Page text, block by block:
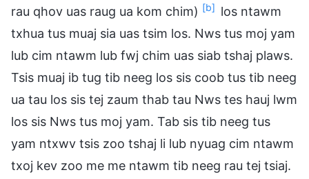
rau qhov uas raug ua kom chim) [b] los ntawm
txhua tus muaj sia uas tsim los. Nws tus moj yam
lub cim ntawm lub fwj chim uas siab tshaj plaws.
Tsis muaj ib tug tib neeg los sis coob tus tib neeg
ua tau los sis tej zaum thab tau Nws tes hauj lwm
los sis Nws tus moj yam. Tab sis tib neeg tus
yam ntxwv tsis zoo tshaj li lub nyuag cim ntawm
txoj kev zoo me me ntawm tib neeg rau tej tsiaj.